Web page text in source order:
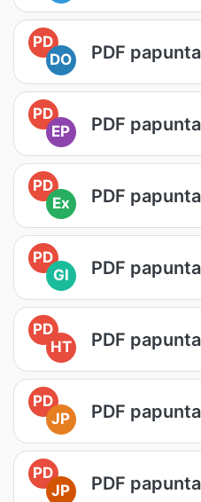
PD
DO
PDF
PD
EP
PDF
PD
Ex
PDF
PD
GI
PDF
PD
HT
PDF
PD
JP
PDF
PD
JP
PDF